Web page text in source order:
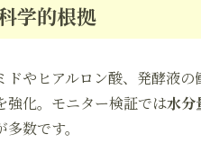
学的根拠
やヒアルロン酸、発酵液
強化。モニター検証では水分
数です。